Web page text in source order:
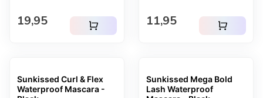
Normale prijs
19,95 shopping_cart Normale prijs
11,95 shopping_cart
Sunkissed Curl & Flex
Waterproof Mascara -
Sunkissed Mega Bold
Lash Waterproof